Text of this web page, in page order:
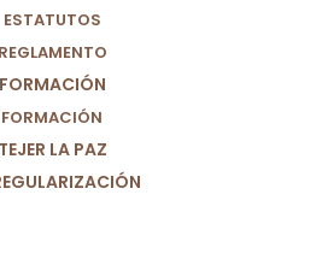
ESTATUTOS
REGLAMENTO
FORMACIÓN
FORMACIÓN
TEJER LA PAZ